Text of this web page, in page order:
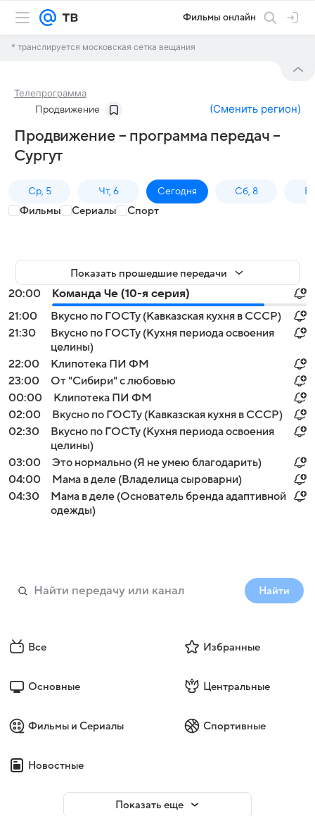
Фильмы онлайн
* транслируется московская сетка вещания
Телепрограмма
Продвижение (Сменить регион)
Продвижение – программа передач –
Сургут
Ср, 5 Чт, 6 Сегодня Сб, 8
Фильмы Сериалы Спорт
Показать прошедшие передачи
20:00
Команда Че (10-я серия)
21:00
Вкусно по ГОСТу (Кавказская кухня в СССР)
21:30
Вкусно по ГОСТу (Кухня периода освоения
целины)
22:00
Клипотека ПИ ФМ
23:00
От "Сибири" с любовью
00:00
Клипотека ПИ ФМ
02:00
Вкусно по ГОСТу (Кавказская кухня в СССР)
02:30
Вкусно по ГОСТу (Кухня периода освоения
целины)
03:00
Это нормально (Я не умею благодарить)
04:00
Мама в деле (Владелица сыроварни)
04:30
Мама в деле (Основатель бренда адаптивной
одежды)
Найти
Все Избранные
Основные Центральные
Фильмы и Сериалы Спортивные
Новостные
Показать еще